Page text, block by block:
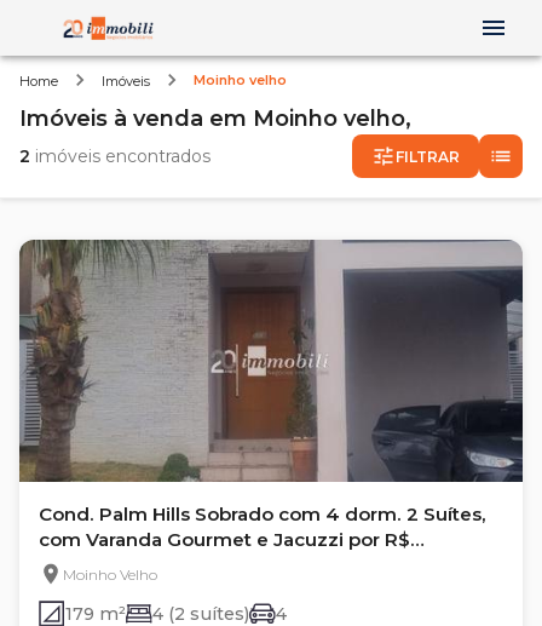
Home Imóveis Moinho velho
Imóveis à venda em Moinho velho,
2 imóveis encontrados FILTRAR
Cond. Palm Hills Sobrado com 4 dorm. 2 Suítes,
com Varanda Gourmet e Jacuzzi por R$
1.500.000,00 - Granja Viana
Moinho Velho
179 m² 4 (2 suítes) 4